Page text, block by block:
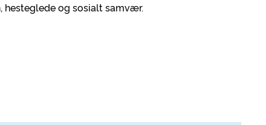
og sosialt samvær.